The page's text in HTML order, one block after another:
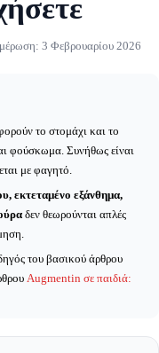
3 Φεβρουαρίου 2026
το στομάχι και το
φούσκωμα. Συνήθως είναι
με φαγητό.
εκτεταμένο εξάνθημα,
δεν θεωρούνται απλές
του βασικού άρθρου
Augmentin σε παιδιά: